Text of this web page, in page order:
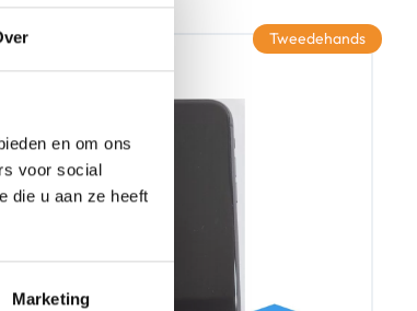
en om ons
voor social
die u aan ze heeft
Marketing
Tweedehands